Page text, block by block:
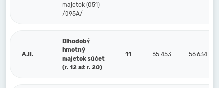
majetok (051) -
/095A/
A.II.
Dlhodobý
hmotný
majetok súčet
(r. 12 až r. 20)
11 65 453 56 634